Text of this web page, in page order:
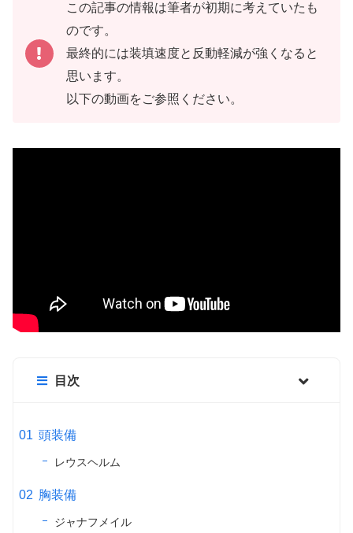
この記事の情報は筆者が初期に考えていたも
のです。
最終的には装填速度と反動軽減が強くなると
思います。
以下の動画をご参照ください。
目次
頭装備
レウスヘルム
胸装備
ジャナフメイル